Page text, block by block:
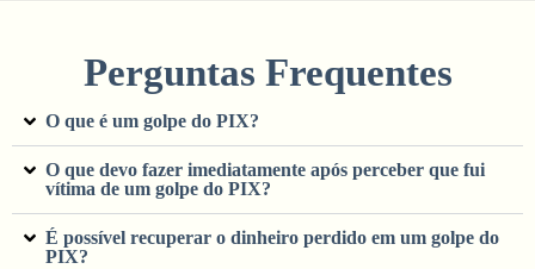
Perguntas Frequentes
O que é um golpe do PIX?
O que devo fazer imediatamente após perceber que fui
vítima de um golpe do PIX?
É possível recuperar o dinheiro perdido em um golpe do
PIX?